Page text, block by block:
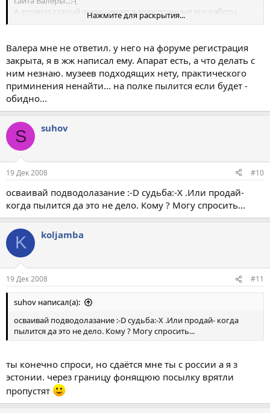
А аппарат старый очень-имею в виду принцып его работы
-постоянной подачи нет,редуцирования нет. а тебе он зачем ?
Нажмите для раскрытия...
Валера мне не ответил. у него на форуме регистрация
закрыта, я в жж написал ему. Апарат есть, а что делать с
ним незнаю. музеев подходящих нету, практического
приминения ненайти... на полке пылится если будет -
обидно...
S suhov
19 Дек 2008 #10
осваивай подводолазание :-D судьба:-X .Или продай-
когда пылится да это не дело. Кому ? Могу спросить...
K koljamba
19 Дек 2008 #11
suhov написал(а):
осваивай подводолазание :-D судьба:-X .Или продай- когда
пылится да это не дело. Кому ? Могу спросить...
ты конечно спроси, но сдаётся мне ты с россии а я з
эстонии. через границу фонящюю посылку врятли
пропустят